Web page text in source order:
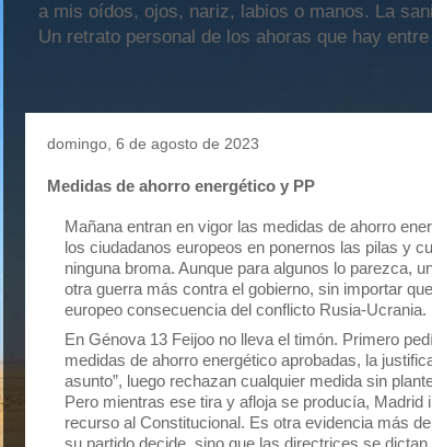
a mis oídos, ojos, nariz, labios o manos. La
Un retrato personal de los ahoras que hay
domingo, 6 de agosto de 2023
Medidas de ahorro energético y PP
Mañana entran en vigor las medidas de ahorro
los ciudadanos europeos en ponernos las pilas y
ninguna broma. Aunque para algunos lo parezca,
otra guerra más contra el gobierno, sin importar
europeo consecuencia del conflicto Rusia-Ucrania.
En Génova 13 Feijoo no lleva el timón. Primero
medidas de ahorro energético aprobadas, la
asunto”, luego rechazan cualquier medida sin
Pero mientras ese tira y afloja se producía, Madrid
recurso al Constitucional. Es otra evidencia más
su partido decide, sino que las directrices se